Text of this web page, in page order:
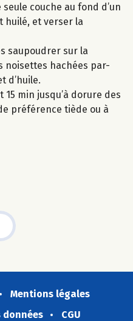
couche au fond d’un
huilé, et verser la
saupoudrer sur la
noisettes hachées par-
d’huile.
min jusqu’à dorure des
préférence tiède ou à
Mentions légales
CGU